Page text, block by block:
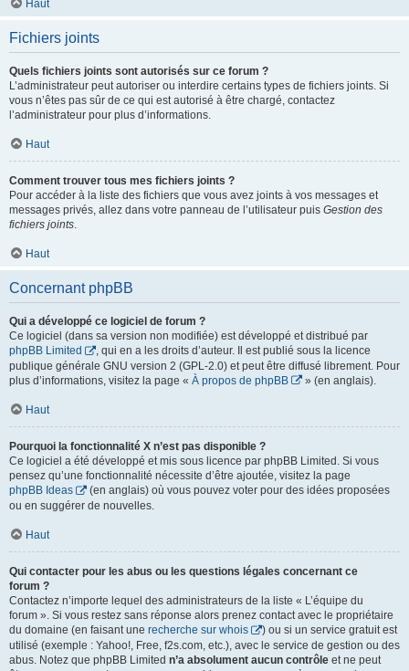
Haut
Fichiers joints
Quels fichiers joints sont autorisés sur ce forum ?
L’administrateur peut autoriser ou interdire certains types de fichiers joints. Si
vous n’êtes pas sûr de ce qui est autorisé à être chargé, contactez
l’administrateur pour plus d’informations.
Haut
Comment trouver tous mes fichiers joints ?
Pour accéder à la liste des fichiers que vous avez joints à vos messages et
messages privés, allez dans votre panneau de l’utilisateur puis Gestion des
fichiers joints.
Haut
Concernant phpBB
Qui a développé ce logiciel de forum ?
Ce logiciel (dans sa version non modifiée) est développé et distribué par
phpBB Limited
, qui en a les droits d’auteur. Il est publié sous la licence
publique générale GNU version 2 (GPL-2.0) et peut être diffusé librement. Pour
plus d’informations, visitez la page « À propos de phpBB » (en anglais).
Haut
Pourquoi la fonctionnalité X n’est pas disponible ?
Ce logiciel a été développé et mis sous licence par phpBB Limited. Si vous
pensez qu’une fonctionnalité nécessite d’être ajoutée, visitez la page
phpBB Ideas
(en anglais) où vous pouvez voter pour des idées proposées
ou en suggérer de nouvelles.
Haut
Qui contacter pour les abus ou les questions légales concernant ce
forum ?
Contactez n’importe lequel des administrateurs de la liste « L’équipe du
forum ». Si vous restez sans réponse alors prenez contact avec le propriétaire
du domaine (en faisant une recherche sur whois
) ou si un service gratuit est
utilisé (exemple : Yahoo!, Free, f2s.com, etc.), avec le service de gestion ou des
abus. Notez que phpBB Limited n’a absolument aucun contrôle et ne peut